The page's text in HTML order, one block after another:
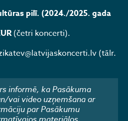
pilī. (2024./2025. gada
(četri koncerti).
(tālr.
informē, ka Pasākuma
vai video uzņemšana ar
par Pasākumu
materiālos.